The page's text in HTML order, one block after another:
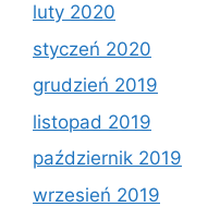
luty 2020
styczeń 2020
grudzień 2019
listopad 2019
październik 2019
wrzesień 2019